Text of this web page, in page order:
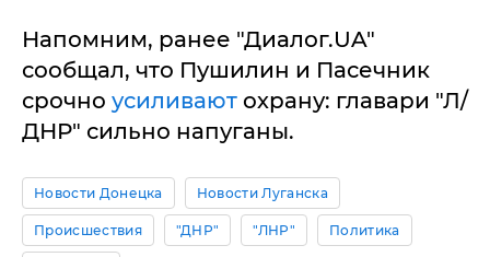
Напомним, ранее "Диалог.UA"
сообщал, что Пушилин и Пасечник
срочно усиливают охрану: главари "Л/
ДНР" сильно напуганы.
Новости Донецка Новости Луганска
Происшествия "ДНР" "ЛНР" Политика